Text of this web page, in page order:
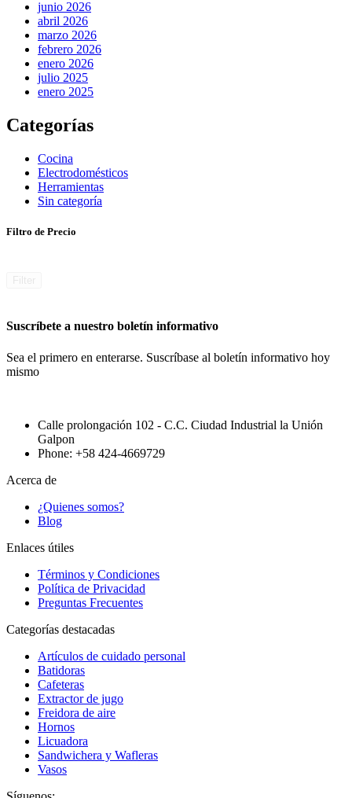
junio 2026
abril 2026
marzo 2026
febrero 2026
enero 2026
julio 2025
enero 2025
Categorías
Cocina
Electrodomésticos
Herramientas
Sin categoría
Filtro de Precio
Suscríbete a nuestro boletín informativo
Sea el primero en enterarse. Suscríbase al boletín informativo hoy
mismo
Calle prolongación 102 - C.C. Ciudad Industrial la Unión
Galpon
Phone: +58 424-4669729
Acerca de
¿Quienes somos?
Blog
Enlaces útiles
Términos y Condiciones
Política de Privacidad
Preguntas Frecuentes
Categorías destacadas
Artículos de cuidado personal
Batidoras
Cafeteras
Extractor de jugo
Freidora de aire
Hornos
Licuadora
Sandwichera y Wafleras
Vasos